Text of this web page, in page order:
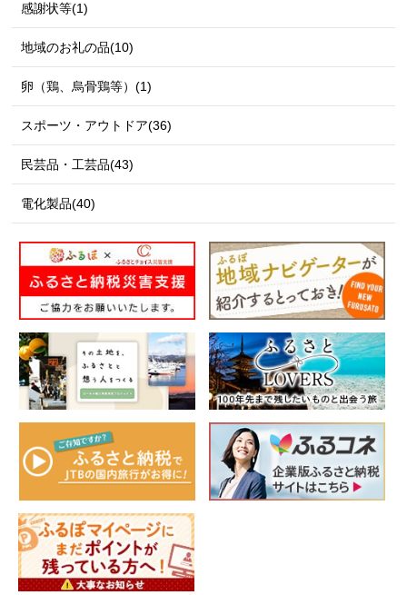
感謝状等(1)
地域のお礼の品(10)
卵（鶏、烏骨鶏等）(1)
スポーツ・アウトドア(36)
民芸品・工芸品(43)
電化製品(40)